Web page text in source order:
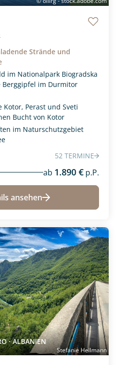
Strände und
im Nationalpark Biogradska
Berggipfel im Durmitor
Perast und Sveti
Bucht von Kotor
im Naturschutzgebiet
52 TERMINE
ab 1.890 € p.P.
ansehen
Stefanie Hellmann
· ALBANIEN